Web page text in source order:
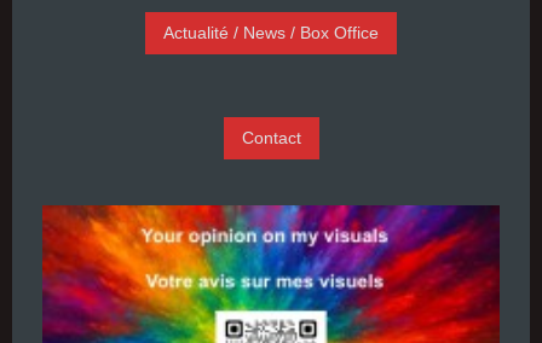
Actualité / News / Box Office
Contact